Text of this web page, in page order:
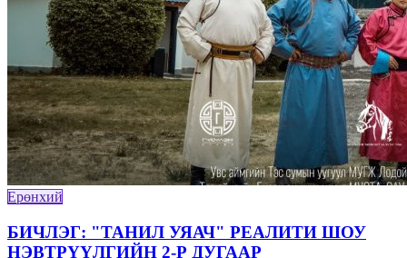
Ерөнхий
БИЧЛЭГ: "ТАНИЛ УЯАЧ" РЕАЛИТИ ШОУ
НЭВТРҮҮЛГИЙН 2-Р ДУГААР